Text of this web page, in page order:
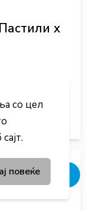
х
со цел
повеќе
Добивај попусти